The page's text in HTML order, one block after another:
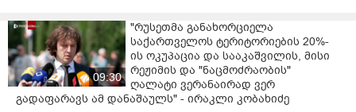
09:30
"რუსეთმა განახორციელა
საქართველოს ტერიტორიების 20%-
ის ოკუპაცია და სააკაშვილის, მისი
რეჟიმის და "ნაცმოძრაობის"
ღალატი ვერანაირად ვერ
გადაფარავს ამ დანაშაულს" - ირაკლი კობახიძე